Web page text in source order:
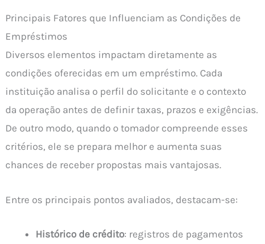
Principais Fatores que Influenciam as Condições de
Empréstimos
Diversos elementos impactam diretamente as
condições oferecidas em um empréstimo. Cada
instituição analisa o perfil do solicitante e o contexto
da operação antes de definir taxas, prazos e exigências.
De outro modo, quando o tomador compreende esses
critérios, ele se prepara melhor e aumenta suas
chances de receber propostas mais vantajosas.
Entre os principais pontos avaliados, destacam-se:
Histórico de crédito: registros de pagamentos